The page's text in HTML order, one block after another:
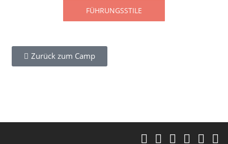
Zurück zum Camp